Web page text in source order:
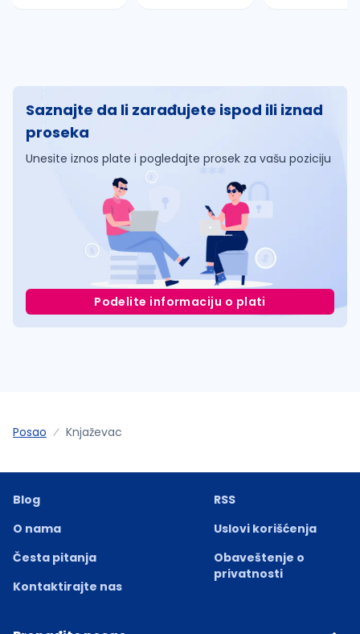
Saznajte da li zarađujete ispod ili iznad
proseka
Unesite iznos plate i pogledajte prosek za vašu poziciju
Podelite informaciju o plati
Posao Knjaževac
Blog
O nama
Česta pitanja
Kontaktirajte nas
RSS
Uslovi korišćenja
Obaveštenje o
privatnosti